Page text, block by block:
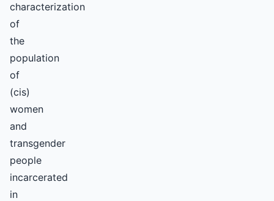
characterization
of
the
population
of
(cis)
women
and
transgender
people
incarcerated
in